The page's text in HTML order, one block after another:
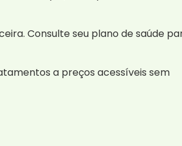
Consulte seu plano de saúde
a preços acessíveis sem